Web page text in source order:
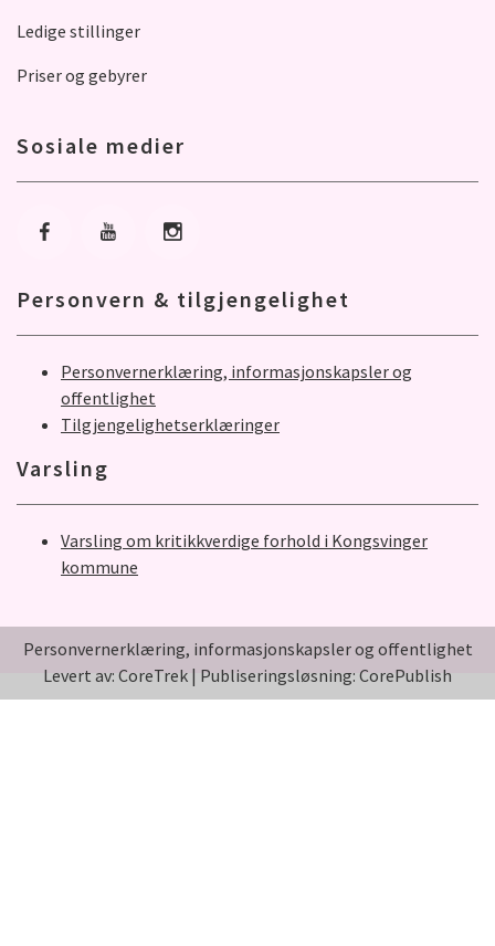
Ledige stillinger
Priser og gebyrer
Sosiale medier
Gå til Facebook
Gå til YoutubeGå til Instagram
Personvern & tilgjengelighet
Personvernerklæring, informasjonskapsler og
offentlighet
Tilgjengelighetserklæringer
Varsling
Varsling om kritikkverdige forhold i Kongsvinger
kommune
Personvernerklæring, informasjonskapsler og offentlighet
Levert av: CoreTrek | Publiseringsløsning: CorePublish